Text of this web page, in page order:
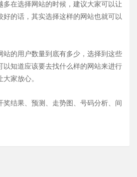
在选择网站的时候，建议大家可以让
的话，其实选择这样的网站也就可以
的用户数量到底有多少，选择到这些
知道应该要去找什么样的网站来进行
家放心。
奖结果、预测、走势图、号码分析、间